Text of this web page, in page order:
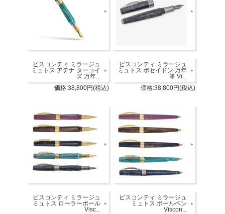
ビスコンティ ミラージュ
ミュトス アテナ ターコイ
ズ 万年...
価格:38,800円(税込)
ビスコンティ ミラージュ
ミュトス ポセイドン 万年
筆 Vi...
価格:38,800円(税込)
ビスコンティ ミラージュ
ミュトス ローラーボール
Visc...
ビスコンティ ミラージュ
ミュトス ボールペン
Viscon...